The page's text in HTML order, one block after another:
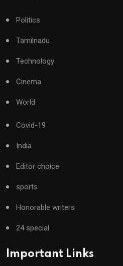
Politics
Tamilnadu
Technology
Cinema
World
Covid-19
India
Editor choice
sports
Honorable writers
24 special
Important Links